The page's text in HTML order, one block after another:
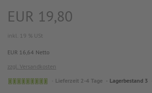
EUR 19,80
inkl. 19 % USt
EUR 16,64 Netto
zzgl. Versandkosten
Lieferzeit 2-4 Tage Lagerbestand 3